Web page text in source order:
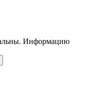
Информацию